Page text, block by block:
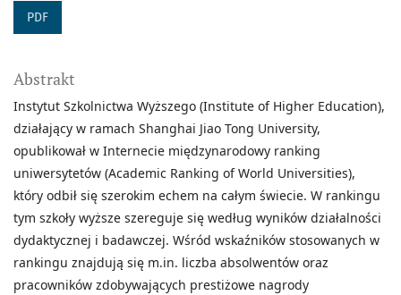
PDF
Abstrakt
Instytut Szkolnictwa Wyższego (Institute of Higher Education),
działający w ramach Shanghai Jiao Tong University,
opublikował w Internecie międzynarodowy ranking
uniwersytetów (Academic Ranking of World Universities),
który odbił się szerokim echem na całym świecie. W rankingu
tym szkoły wyższe szereguje się według wyników działalności
dydaktycznej i badawczej. Wśród wskaźników stosowanych w
rankingu znajdują się m.in. liczba absolwentów oraz
pracowników zdobywających prestiżowe nagrody